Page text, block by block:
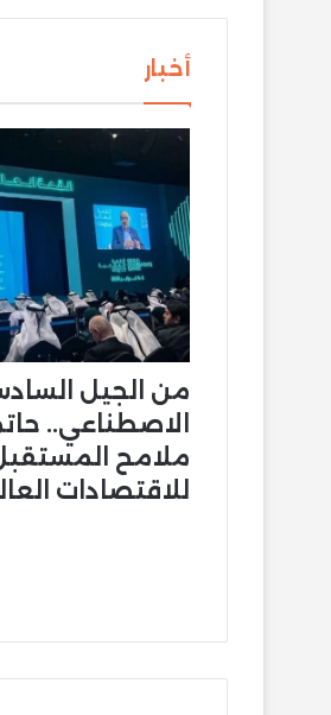
أخبار
من الجيل
الاصطناعي..
ملامح
للاقتصادات